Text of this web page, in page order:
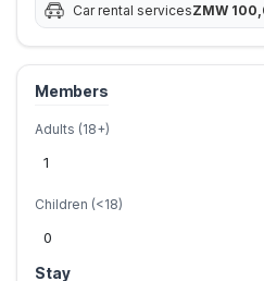
Car rental servicesZMW
Members
Adults (18+)
Children (<18)
Stay